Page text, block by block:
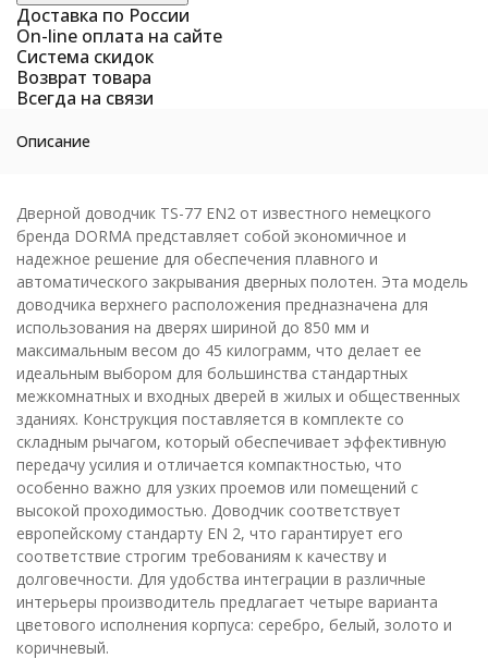
Доставка по России
On-line оплата на сайте
Система скидок
Возврат товара
Всегда на связи
Описание
Дверной доводчик TS-77 EN2 от известного немецкого
бренда DORMA представляет собой экономичное и
надежное решение для обеспечения плавного и
автоматического закрывания дверных полотен. Эта модель
доводчика верхнего расположения предназначена для
использования на дверях шириной до 850 мм и
максимальным весом до 45 килограмм, что делает ее
идеальным выбором для большинства стандартных
межкомнатных и входных дверей в жилых и общественных
зданиях. Конструкция поставляется в комплекте со
складным рычагом, который обеспечивает эффективную
передачу усилия и отличается компактностью, что
особенно важно для узких проемов или помещений с
высокой проходимостью. Доводчик соответствует
европейскому стандарту EN 2, что гарантирует его
соответствие строгим требованиям к качеству и
долговечности. Для удобства интеграции в различные
интерьеры производитель предлагает четыре варианта
цветового исполнения корпуса: серебро, белый, золото и
коричневый.